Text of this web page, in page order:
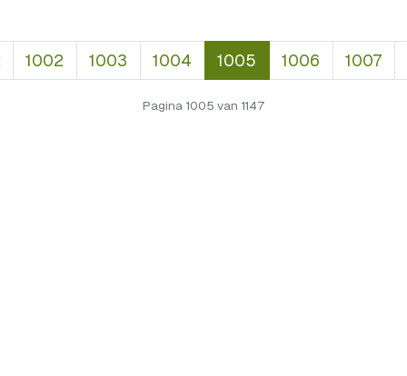
1002 1003 1004 1005 1006 1007
Pagina 1005 van 1147